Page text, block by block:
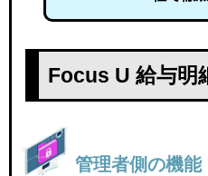
Focus U 給与明
管理者側の機能